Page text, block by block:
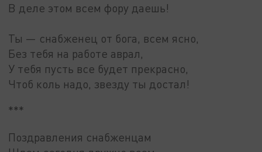
В деле этом всем фору даешь!
Ты — снабженец от бога, всем ясно,
Без тебя на работе аврал,
У тебя пусть все будет прекрасно,
Чтоб коль надо, звезду ты достал!
***
Поздравления снабженцам